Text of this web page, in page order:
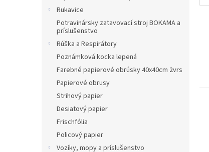
Rukavice
Potravinársky zatavovací stroj BOKAMA a
príslušenstvo
Rúška a Respirátory
Poznámková kocka lepená
Farebné papierové obrúsky 40x40cm 2vrs
Papierové obrusy
Strihový papier
Desiatový papier
Frischfólia
Policový papier
Vozíky, mopy a príslušenstvo